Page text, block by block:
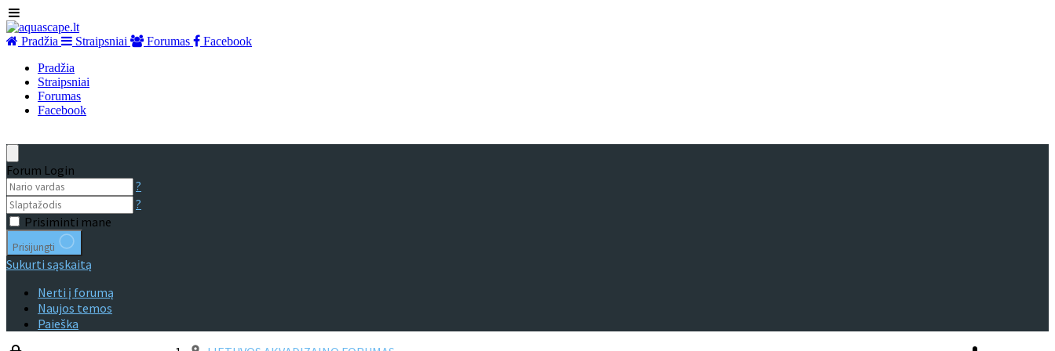
Pradžia Straipsniai Forumas
Facebook
Pradžia
Straipsniai
Forumas
Facebook
Forum Login
?
?
Prisiminti mane
Prisijungti
Sukurti sąskaitą
Nerti į forumą
Naujos temos
Paieška